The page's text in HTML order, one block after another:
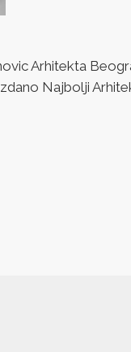
Arhitekta
Najbolji